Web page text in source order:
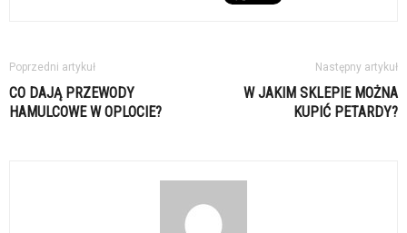
Poprzedni artykuł
CO DAJĄ PRZEWODY
HAMULCOWE W OPLOCIE?
Następny artykuł
W JAKIM SKLEPIE MOŻNA
KUPIĆ PETARDY?